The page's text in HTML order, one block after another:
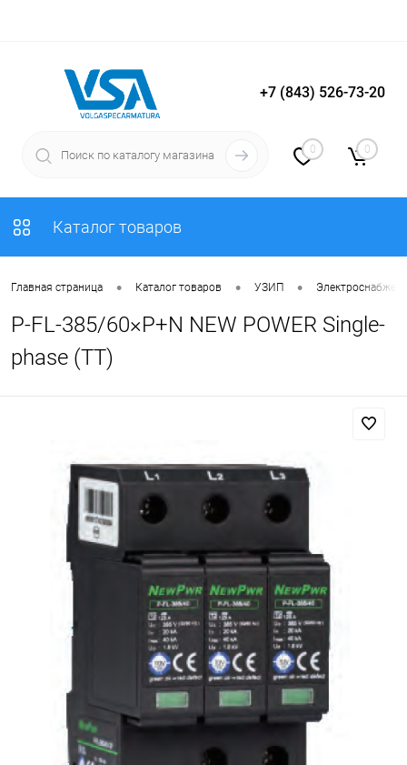
Вход Регистрация
+7 (843) 526-73-20
0 0
Каталог товаров
Главная страница • Каталог товаров • УЗИП •
P-FL-385/60×P+N NEW POWER Single-
phase (TT)